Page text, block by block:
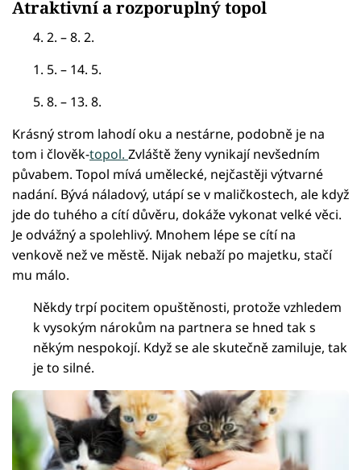
Atraktivní a rozporuplný topol
4. 2. – 8. 2.
1. 5. – 14. 5.
5. 8. – 13. 8.
Krásný strom lahodí oku a nestárne, podobně je na
tom i člověk-topol. Zvláště ženy vynikají nevšedním
půvabem. Topol mívá umělecké, nejčastěji výtvarné
nadání. Bývá náladový, utápí se v maličkostech, ale když
jde do tuhého a cítí důvěru, dokáže vykonat velké věci.
Je odvážný a spolehlivý. Mnohem lépe se cítí na
venkově než ve městě. Nijak nebaží po majetku, stačí
mu málo.
Někdy trpí pocitem opuštěnosti, protože vzhledem
k vysokým nárokům na partnera se hned tak s
někým nespokojí. Když se ale skutečně zamiluje, tak
je to silné.